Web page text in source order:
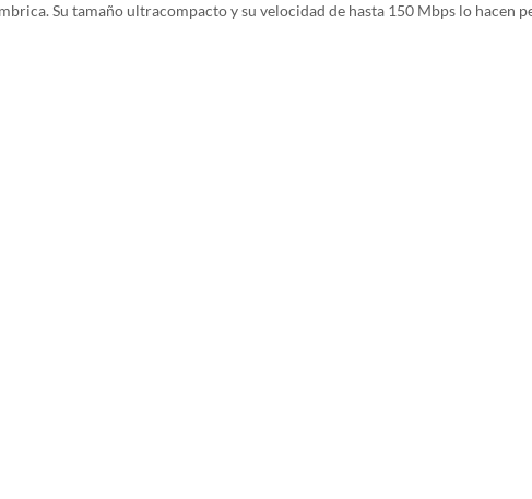
Su tamaño ultracompacto y su velocidad de hasta 150 Mbps lo hacen